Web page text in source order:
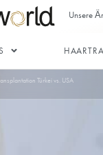
»Haartransplantation Türkei